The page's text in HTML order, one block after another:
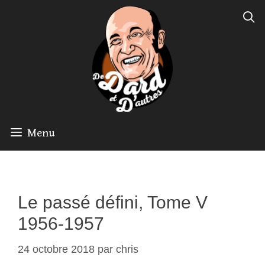
Menu
Le passé défini, Tome V
1956-1957
24 octobre 2018 par chris